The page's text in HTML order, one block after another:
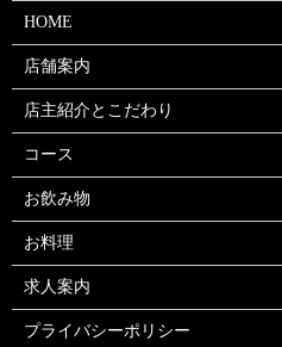
HOME
店舗案内
店主紹介とこだわり
コース
お飲み物
お料理
求人案内
プライバシーポリシー